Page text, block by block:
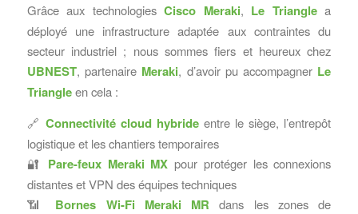
Grâce aux technologiesCisco Meraki, Le Trianglea
déployé une infrastructure adaptée aux contraintes du
secteur industriel ; nous sommes fiers et heureux chez
UBNEST, partenaire Meraki, d’avoir pu accompagner Le
Triangleen cela :
🔗 Connectivité cloud hybride entre le siège, l’entrepôt
logistique et les chantiers temporaires
🔐 Pare-feux Meraki MX pour protéger les connexions
distantes et VPN des équipes techniques
📶 Bornes Wi-Fi Meraki MR dans les zones de